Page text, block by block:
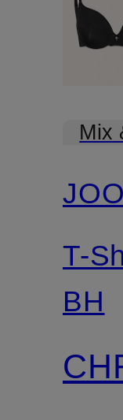
Mix
T-
BH